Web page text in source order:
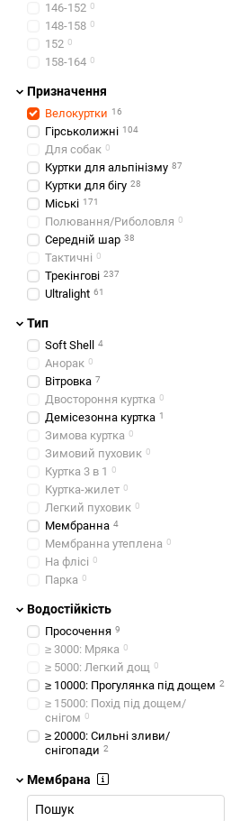
146-152 0
148-158 0
152 0
158-164 0
Призначення
Велокуртки 16
Гірськолижні 104
Для собак 0
Куртки для альпінізму 87
Куртки для бігу 28
Міські 171
Полювання/Риболовля 0
Середній шар 38
Тактичні 0
Трекінгові 237
Ultralight 61
Тип
Soft Shell 4
Анорак 0
Вітровка 7
Двостороння куртка 0
Демісезонна куртка 1
Зимова куртка 0
Зимовий пуховик 0
Куртка 3 в 1 0
Куртка-жилет 0
Легкий пуховик 0
Мембранна 4
Мембранна утеплена 0
На флісі 0
Парка 0
Водостійкість
Просочення 9
≥ 3000: Мряка 0
≥ 5000: Легкий дощ 0
≥ 10000: Прогулянка під дощем 2
≥ 15000: Похід під дощем/
снігом 0
≥ 20000: Сильні зливи/
снігопади 2
Мембрана